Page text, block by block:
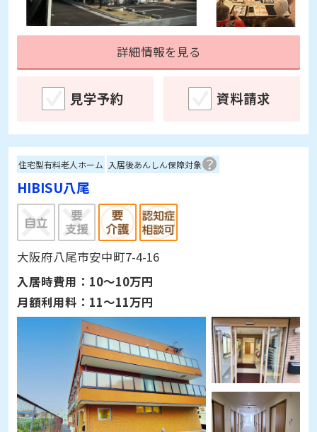
詳細情報を見る
見学予約 資料請求
住宅型有料老人ホーム 入居後あんしん保障対象
HIBISU八尾
大阪府八尾市安中町7-4-16
入居時費用： 10～10万円
月額利用料： 11～11万円